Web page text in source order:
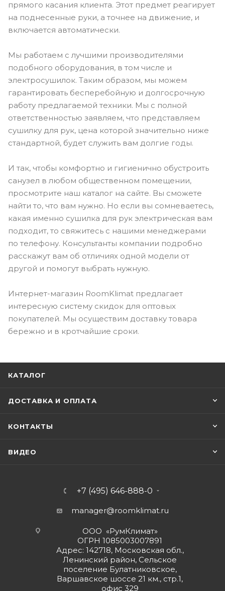
прямого касания клиента. Этот предмет реагирует
на поднесенные руки, а точнее на движение, и
включается автоматически.
Мы работаем с лучшими производителями
подобного оборудования, в том числе и
электросушилок. Таким образом, мы можем
гарантировать бесперебойную и долгосрочную
работу предлагаемой техники. Мы с полной
ответственностью заявляем, что представляем
сушилку для рук, цена которой значительно ниже
стандартной, будет служить вам долгие годы.
И так, чтобы комфортно и гигиенично обустроить
санузел в любом общественном помещении,
просмотрите наш каталог на сайте. Вы сможете
найти то, что вам нужно. Но если вы сомневаетесь,
какая именно сушилка для рук электрическая вам
подходит, то свяжитесь с нашими менеджерами
по телефону. Консультанты компании подробно
расскажут вам об отличиях одной модели от
другой и помогут выбрать нужную.
Интернет-магазин RoomKlimat предлагает
интересную систему скидок для оптовых
покупателей. Мы осуществим доставку товара
бережно и в кротчайшие сроки.
КАТАЛОГ
ДОСТАВКА И ОПЛАТА
КОНТАКТЫ
ВИДЕО
+7 (495) 646-888-0
manager@roomklimat.ru
ООО «РумКлимат»
ОГРН 1085003007891
Адрес: 142718, Московская обл.,
Ленинский район, Сельское
поселение Булатниковское,
Варшавское шоссе 21 км., стр.1,
офис 329